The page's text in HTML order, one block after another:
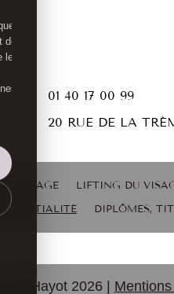
le
 01 40 17 00 99
20 RUE DE LA
VISAGE LIFTING DU
DIPLÔMES,
Hayot 2026 |